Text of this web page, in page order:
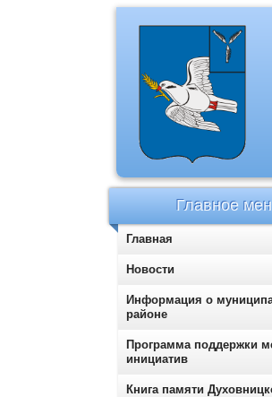
Главное
Главная
Новости
Информация о
районе
Программа поддержки
инициатив
Книга памяти